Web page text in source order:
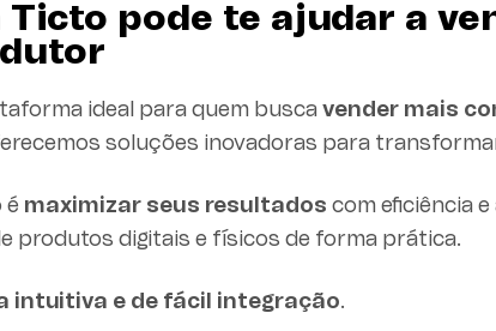
Ticto pode te ajudar a
ideal para quem busca vender mais
soluções inovadoras para
é maximizar seus resultados com eficiência
produtos digitais e físicos de forma prática.
intuitiva e de fácil integração.